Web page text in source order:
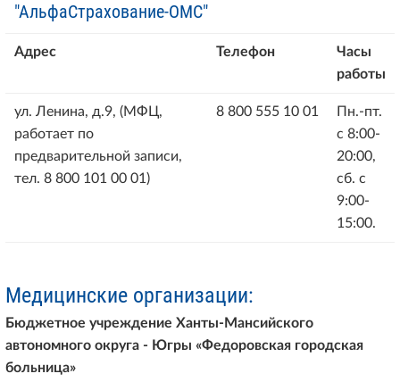
"АльфаСтрахование-ОМС"
Адрес Телефон
Часы
работы
ул. Ленина, д.9, (МФЦ,
работает по
предварительной записи,
тел. 8 800 101 00 01)
8 800 555 10 01
Пн.-пт.
с 8:00-
20:00,
сб. с
9:00-
15:00.
Медицинские организации:
Бюджетное учреждение Ханты-Мансийского
автономного округа - Югры «Федоровская городская
больница»